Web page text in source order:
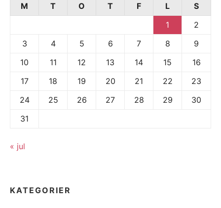
M
T O T F L
S
1
2
3
4 5 6 7 8
9
10
11 12 13 14 15
16
17
18 19 20 21 22
23
24
25 26 27 28 29
30
31
« jul
KATEGORIER